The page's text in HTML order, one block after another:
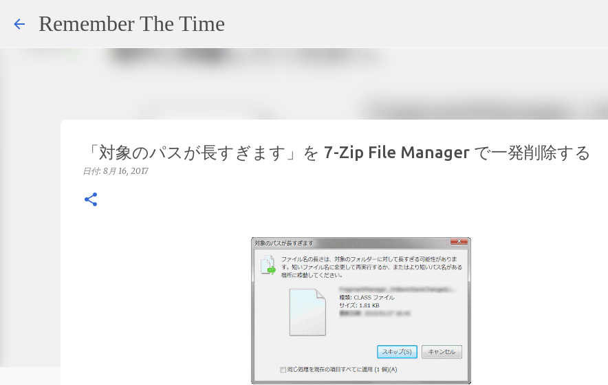
Remember The Time
「対象のパスが長すぎます」を 7-Zip File Manager で一発削除する
日付: 8月 16, 2017